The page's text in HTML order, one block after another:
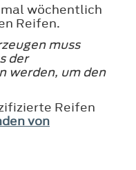
wöchentlich
Reifen.
muss
der
werden, um den
Reifen
von